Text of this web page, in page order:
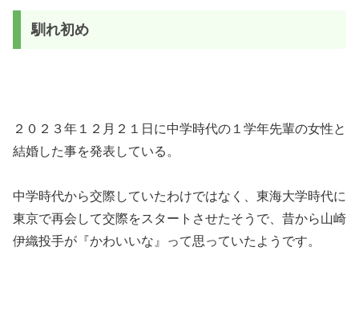
馴れ初め
２０２３年１２月２１日に中学時代の１学年先輩の女性と
結婚した事を発表している。
中学時代から交際していたわけではなく、東海大学時代に
東京で再会して交際をスタートさせたそうで、昔から山崎
伊織投手が『かわいいな』って思っていたようです。